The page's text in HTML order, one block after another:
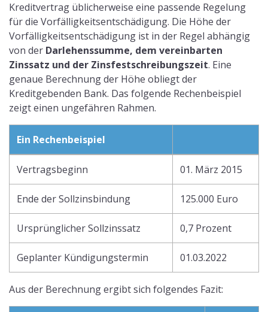
Kreditvertrag üblicherweise eine passende Regelung
für die Vorfälligkeitsentschädigung. Die Höhe der
Vorfälligkeitsentschädigung ist in der Regel abhängig
von der Darlehenssumme, dem vereinbarten
Zinssatz und der Zinsfestschreibungszeit. Eine
genaue Berechnung der Höhe obliegt der
Kreditgebenden Bank. Das folgende Rechenbeispiel
zeigt einen ungefähren Rahmen.
Ein Rechenbeispiel
Vertragsbeginn 01. März 2015
Ende der Sollzinsbindung 125.000 Euro
Ursprünglicher Sollzinssatz 0,7 Prozent
Geplanter Kündigungstermin 01.03.2022
Aus der Berechnung ergibt sich folgendes Fazit: